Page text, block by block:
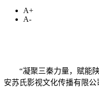
A+
A-
“凝聚三秦力量，赋能
安苏氏影视文化传播有限